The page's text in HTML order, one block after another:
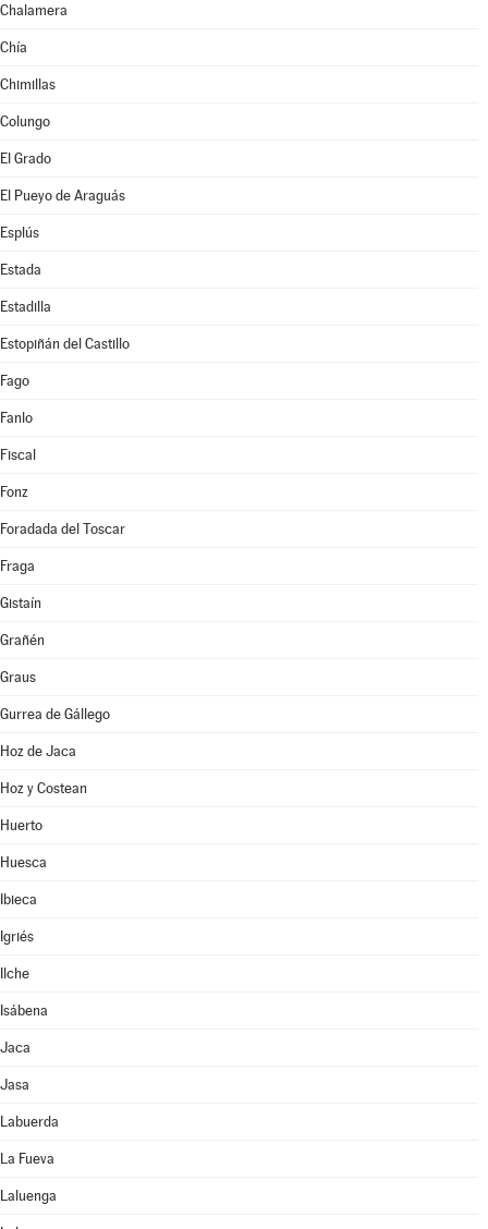
Chalamera
Chía
Chimillas
Colungo
El Grado
El Pueyo de Araguás
Esplús
Estada
Estadilla
Estopiñán del Castillo
Fago
Fanlo
Fiscal
Fonz
Foradada del Toscar
Fraga
Gistaín
Grañén
Graus
Gurrea de Gállego
Hoz de Jaca
Hoz y Costean
Huerto
Huesca
Ibieca
Igriés
Ilche
Isábena
Jaca
Jasa
Labuerda
La Fueva
Laluenga